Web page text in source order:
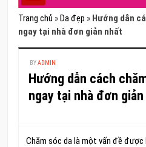
Trang chủ » Da đẹp » Hướng dẫn
ngay tại nhà đơn giản nhất
BYADMIN
Hướng dẫn cách
ngay tại nhà đơn
Chăm sóc da là một vấn đề được